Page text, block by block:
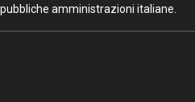
amministrazioni italiane.